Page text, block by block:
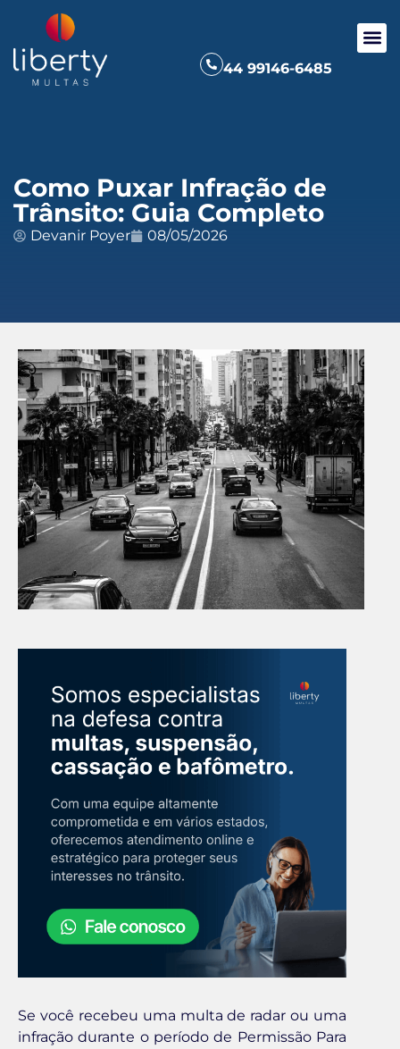
44 99146-6485
Como Puxar Infração de
Trânsito: Guia Completo
Devanir Poyer 08/05/2026
Se você recebeu uma multa de radar ou uma
infração durante o período de Permissão Para